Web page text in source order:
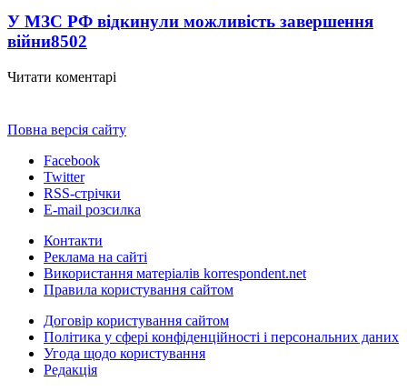
У МЗС РФ відкинули можливість завершення
війни8502
Читати коментарі
Повна версія сайту
Facebook
Twitter
RSS-стрічки
E-mail розсилка
Контакти
Реклама на сайті
Використання матеріалів korrespondent.net
Правила користування сайтом
Договір користування сайтом
Політика у сфері конфіденційності і персональних даних
Угода щодо користування
Редакція